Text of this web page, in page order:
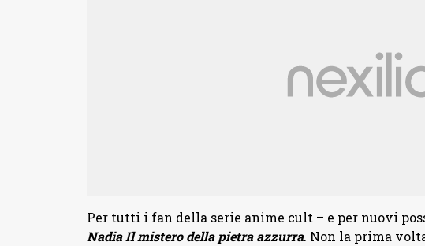
Per tutti i fan della serie anime cult – e per nuovi
Nadia Il mistero della pietra azzurra. Non la prima